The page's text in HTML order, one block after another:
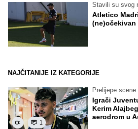
Stavili su svog
Atletico
(ne)očekivan
NAJČITANIJE IZ KATEGORIJE
1
Prelijepe
Igrači
Kerim
aerodrom u